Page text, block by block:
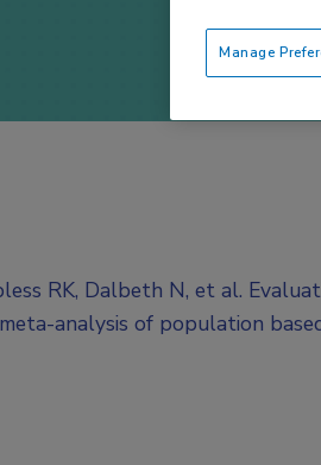
RK, Dalbeth N, et al.
analysis of population
Manage